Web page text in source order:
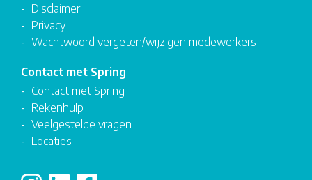
Disclaimer
Privacy
Wachtwoord vergeten/wijzigen medewerkers
Contact met Spring
Contact met Spring
Rekenhulp
Veelgestelde vragen
Locaties